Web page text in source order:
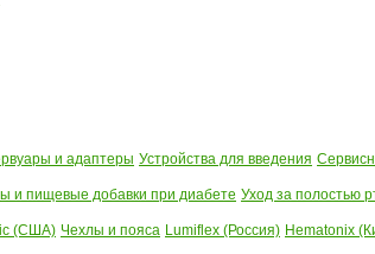
и адаптеры Устройства для введения
и пищевые добавки при диабете Уход за полостью
(США) Чехлы и пояса Lumiflex (Россия) Hematonix